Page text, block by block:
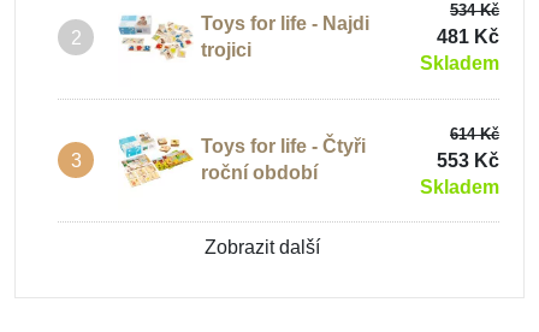
2
Toys for life - Najdi
trojici
534 Kč
481 Kč
Skladem
3
Toys for life - Čtyři
roční období
614 Kč
553 Kč
Skladem
Zobrazit další